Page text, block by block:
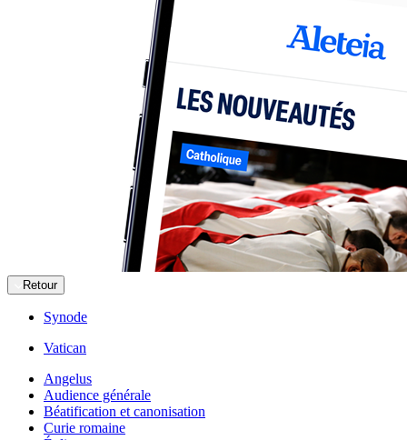
Retour
Synode
Vatican
Angelus
Audience générale
Béatification et canonisation
Curie romaine